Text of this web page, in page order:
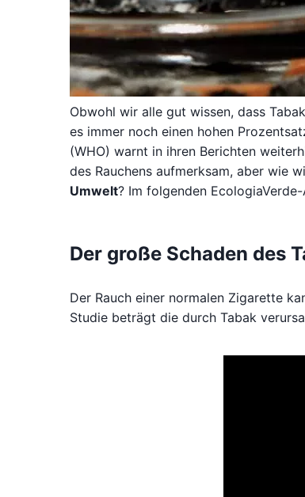
Obwohl wir alle gut wissen, dass
es immer noch einen hohen
(WHO) warnt in ihren Berichten
des Rauchens aufmerksam, aber wie
Umwelt? Im folgenden
Der große Schaden des
Der Rauch einer normalen Zigarette
Studie beträgt die durch Tabak